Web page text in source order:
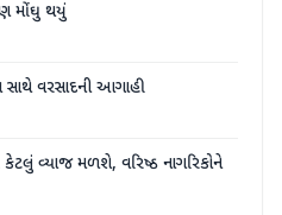
મોંઘુ થયું
વરસાદની આગાહી
વ્યાજ મળશે, વરિષ્ઠ નાગરિકોને